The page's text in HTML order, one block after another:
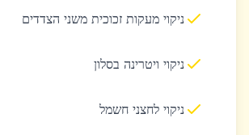
ניקוי מעקות זכוכית משני הצדדים
ניקוי ויטרינה בסלון
ניקוי לחצני חשמל